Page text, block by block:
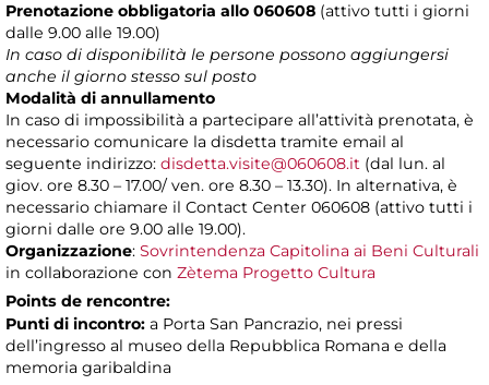
Prenotazione obbligatoria allo 060608 (attivo tutti i giorni
dalle 9.00 alle 19.00)
In caso di disponibilità le persone possono aggiungersi
anche il giorno stesso sul posto
Modalità di annullamento
In caso di impossibilità a partecipare all’attività prenotata, è
necessario comunicare la disdetta tramite email al
seguente indirizzo: disdetta.visite@060608.it (dal lun. al
giov. ore 8.30 – 17.00/ ven. ore 8.30 – 13.30). In alternativa, è
necessario chiamare il Contact Center 060608 (attivo tutti i
giorni dalle ore 9.00 alle 19.00).
Organizzazione: Sovrintendenza Capitolina ai Beni Culturali
in collaborazione con Zètema Progetto Cultura
Points de rencontre:
Punti di incontro: a Porta San Pancrazio, nei pressi
dell’ingresso al museo della Repubblica Romana e della
memoria garibaldina